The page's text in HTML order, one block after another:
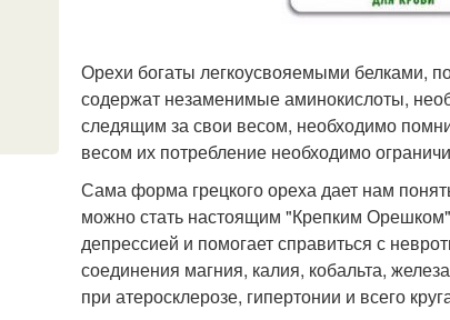
Орехи богаты легкоусвояемыми белками,
содержат незаменимые аминокислоты,
следящим за свои весом, необходимо
весом их потребление необходимо
Сама форма грецкого ореха дает нам
можно стать настоящим "Крепким
депрессией и помогает справиться с
соединения магния, калия, кобальта,
при атеросклерозе, гипертонии и всего